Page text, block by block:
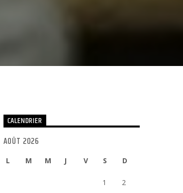
CALENDRIER
AOÛT 2026
L M M J V S D
1
2